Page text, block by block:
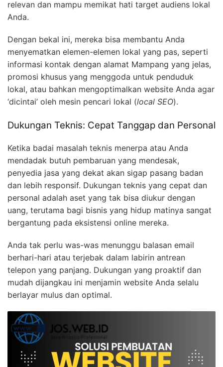
relevan dan mampu memikat hati target audiens lokal
Anda.
Dengan bekal ini, mereka bisa membantu Anda
menyematkan elemen-elemen lokal yang pas, seperti
informasi kontak dengan alamat Mampang yang jelas,
promosi khusus yang menggoda untuk penduduk
lokal, atau bahkan mengoptimalkan website Anda agar
‘dicintai’ oleh mesin pencari lokal (local SEO).
Dukungan Teknis: Cepat Tanggap dan Personal
Ketika badai masalah teknis menerpa atau Anda
mendadak butuh pembaruan yang mendesak,
penyedia jasa yang dekat akan sigap pasang badan
dan lebih responsif. Dukungan teknis yang cepat dan
personal adalah aset yang tak bisa diukur dengan
uang, terutama bagi bisnis yang hidup matinya sangat
bergantung pada eksistensi online mereka.
Anda tak perlu was-was menunggu balasan email
berhari-hari atau terjebak dalam labirin antrean
telepon yang panjang. Dukungan yang proaktif dan
mudah dijangkau ini menjamin website Anda selalu
berlayar mulus dan optimal.